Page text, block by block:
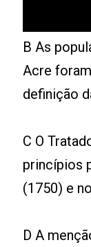
B As
Acre
definição
C O
princípios
(1750) e
D A